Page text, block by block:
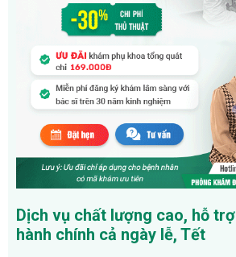
Dịch vụ chất lượng cao, hỗ
hành chính cả ngày lễ, Tết